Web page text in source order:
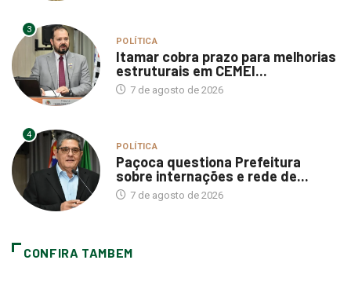
3
POLÍTICA
Itamar cobra prazo para melhorias
estruturais em CEMEI...
7 de agosto de 2026
4
POLÍTICA
Paçoca questiona Prefeitura
sobre internações e rede de...
7 de agosto de 2026
CONFIRA TAMBEM